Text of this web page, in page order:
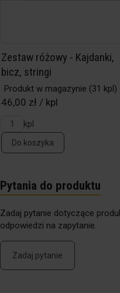
Zestaw różowy - Kajdanki,
bicz, stringi
Produkt w magazynie (31 kpl)
46,00 zł / kpl
kpl
Do koszyka
Pytania do produktu
Zadaj pytanie dotyczące
odpowiedzi na zapytanie.
Zadaj pytanie